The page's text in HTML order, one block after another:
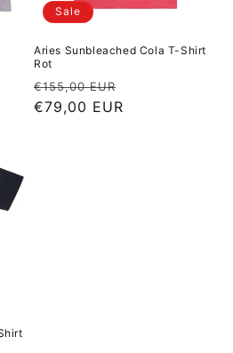
Sale
Aries Sunbleached Cola T-Shirt
Rot
Normaler Preis
€155,00 EUR
€79,00 EUR